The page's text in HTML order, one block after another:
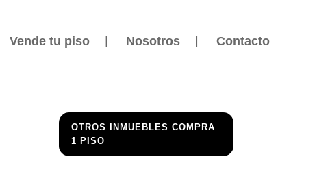
Vende tu piso Nosotros Contacto
OTROS INMUEBLES COMPRA
1 PISO